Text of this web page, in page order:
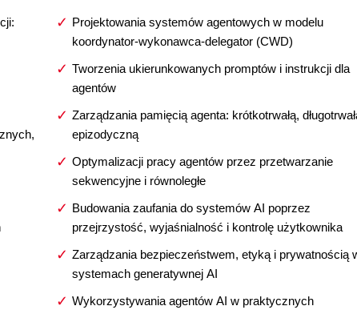
Projektowania systemów agentowych w modelu
koordynator-wykonawca-delegator (CWD)
Tworzenia ukierunkowanych promptów i instrukcji dla
agentów
Zarządzania pamięcią agenta: krótkotrwałą,
epizodyczną
Optymalizacji pracy agentów przez przetwarzanie
sekwencyjne i równoległe
Budowania zaufania do systemów AI poprzez
przejrzystość, wyjaśnialność i kontrolę użytkownika
Zarządzania bezpieczeństwem, etyką i prywatnością
systemach generatywnej AI
Wykorzystywania agentów AI w praktycznych